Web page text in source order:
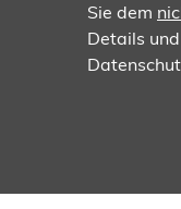
Sie dem
Details